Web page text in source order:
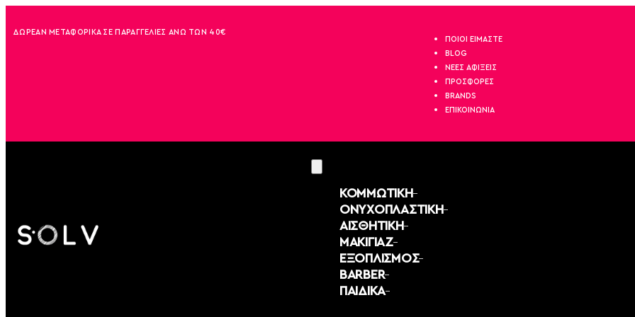
ΔΩΡΕΑΝ ΜΕΤΑΦΟΡΙΚΑ ΣΕ ΠΑΡΑΓΓΕΛΙΕΣ ΑΝΩ ΤΩΝ 40€
ΠΟΙΟΙ ΕΙΜΑΣΤΕ
BLOG
ΝΕΕΣ ΑΦΙΞΕΙΣ
ΠΡΟΣΦΟΡΕΣ
BRANDS
ΕΠΙΚΟΙΝΩΝΙΑ
ΚΟΜΜΩΤΙΚΗ
ΟΝΥΧΟΠΛΑΣΤΙΚΗ
ΑΙΣΘΗΤΙΚΗ
ΜΑΚΙΓΙΑΖ
ΕΞΟΠΛΙΣΜΟΣ
BARBER
ΠΑΙΔΙΚΑ